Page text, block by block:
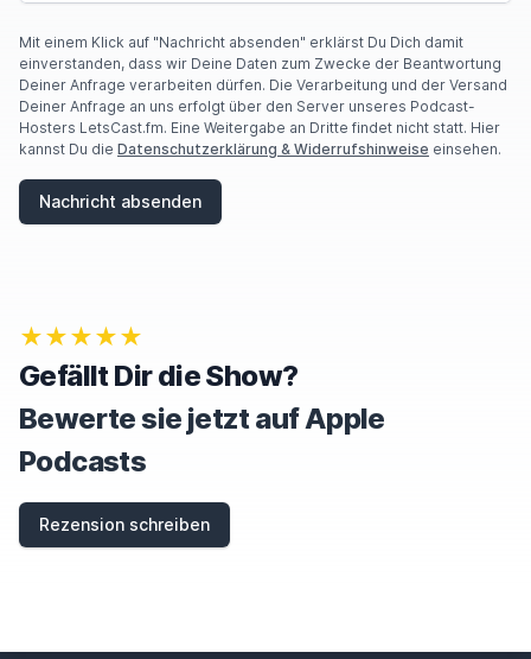
Mit einem Klick auf "Nachricht absenden" erklärst Du Dich damit
einverstanden, dass wir Deine Daten zum Zwecke der Beantwortung
Deiner Anfrage verarbeiten dürfen. Die Verarbeitung und der Versand
Deiner Anfrage an uns erfolgt über den Server unseres Podcast-
Hosters LetsCast.fm. Eine Weitergabe an Dritte findet nicht statt. Hier
kannst Du die Datenschutzerklärung & Widerrufshinweise einsehen.
Nachricht absenden
★★★★★
Gefällt Dir die Show?
Bewerte sie jetzt auf Apple
Podcasts
Rezension schreiben